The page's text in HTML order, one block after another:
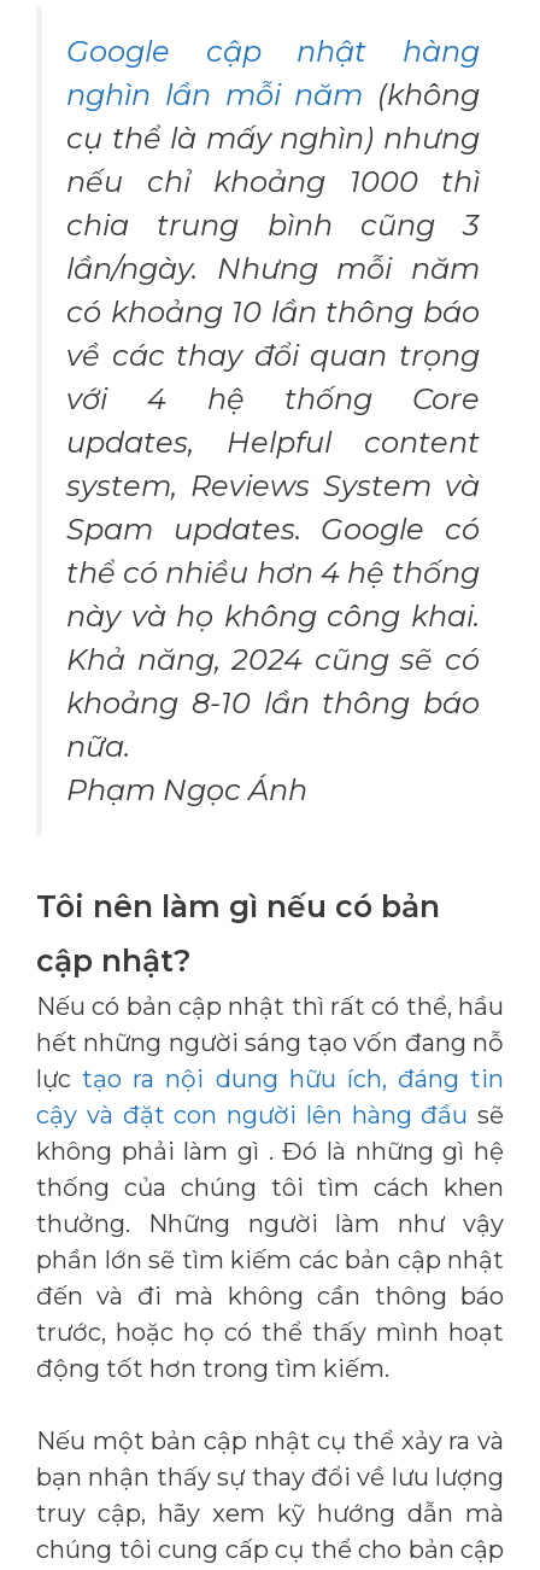
Google cập nhật hàng
nghìn lần mỗi năm (không
cụ thể là mấy nghìn) nhưng
nếu chỉ khoảng 1000 thì
chia trung bình cũng 3
lần/ngày. Nhưng mỗi năm
có khoảng 10 lần thông báo
về các thay đổi quan trọng
với 4 hệ thống Core
updates, Helpful content
system, Reviews System và
Spam updates. Google có
thể có nhiều hơn 4 hệ thống
này và họ không công khai.
Khả năng, 2024 cũng sẽ có
khoảng 8-10 lần thông báo
nữa.
Phạm Ngọc Ánh
Tôi nên làm gì nếu có bản
cập nhật?
Nếu có bản cập nhật thì rất có thể, hầu
hết những người sáng tạo vốn đang nỗ
lựctạo ra nội dung hữu ích, đáng tin
cậy và đặt con người lên hàng đầu sẽ
không phải làm gì . Đó là những gì hệ
thống của chúng tôi tìm cách khen
thưởng. Những người làm như vậy
phần lớn sẽ tìm kiếm các bản cập nhật
đến và đi mà không cần thông báo
trước, hoặc họ có thể thấy mình hoạt
động tốt hơn trong tìm kiếm.
Nếu một bản cập nhật cụ thể xảy ra và
bạn nhận thấy sự thay đổi về lưu lượng
truy cập, hãy xem kỹ hướng dẫn mà
chúng tôi cung cấp cụ thể cho bản cập